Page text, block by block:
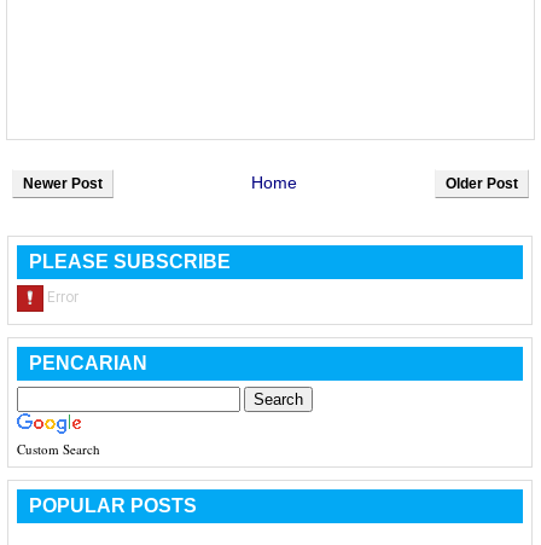
Newer Post Older Post
Home
PLEASE SUBSCRIBE
PENCARIAN
Custom Search
POPULAR POSTS